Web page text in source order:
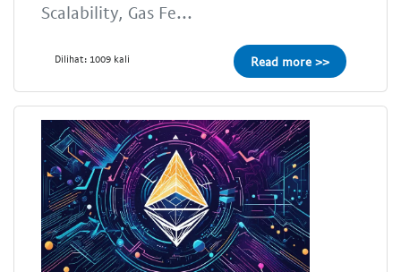
Scalability, Gas Fe...
Dilihat: 1009 kali Read more >>